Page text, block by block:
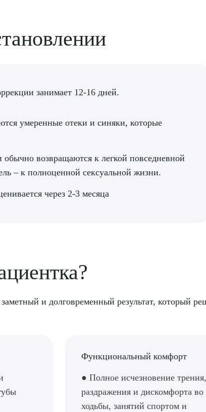
занимает 12-16 дней.
умеренные отеки и синяки, которые
возвращаются к легкой повседневной
– к полноценной сексуальной жизни.
через 2-3 месяца
и долговременный результат, который
Функциональный комфорт
● Полное исчезновение трения,
раздражения и дискомфорта во
ходьбы, занятий спортом и